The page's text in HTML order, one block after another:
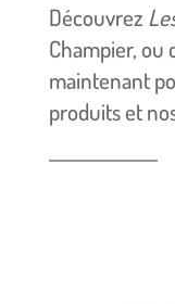
Découvrez
Champier, ou
maintenant
produits et